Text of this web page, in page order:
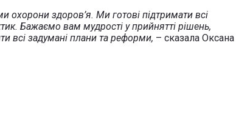
охорони здоров’я. Ми готові підтримати всі
Бажаємо вам мудрості у прийнятті рішень,
всі задумані плани та реформи, – сказала Оксана